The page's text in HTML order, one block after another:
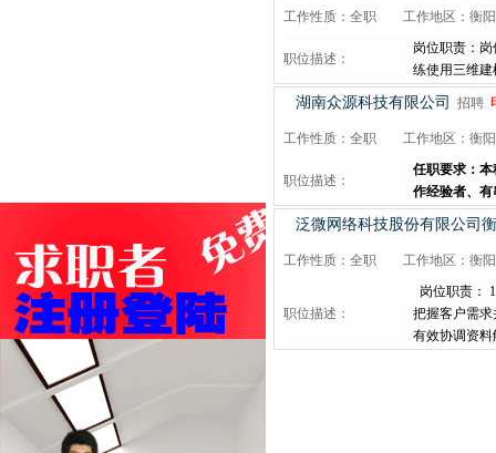
工作性质：全职 工作地区：衡阳
职位描述：
岗位职责：
练使用三维
湖南众源科技有限公司 招聘
工作性质：全职 工作地区：衡阳
职位描述：
任职要求：
作经验者、
泛微网络科技股份有限公司
工作性质：全职 工作地区：衡阳
职位描述：
岗位职责：
把握客户需
有效协调资